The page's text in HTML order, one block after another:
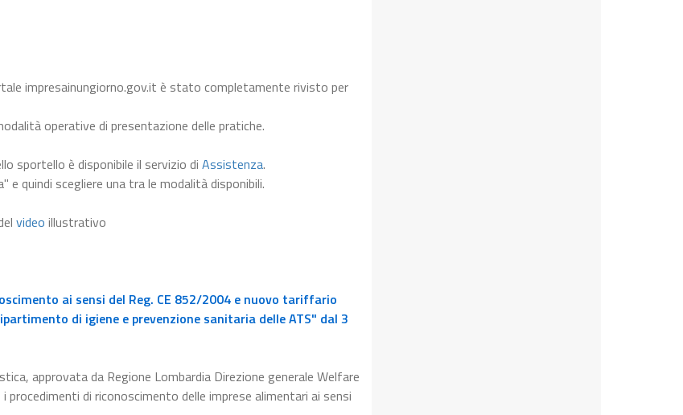
impresainungiorno.gov.it è stato completamente rivisto per
operative di presentazione delle pratiche.
sportello è disponibile il servizio di Assistenza.
quindi scegliere una tra le modalità disponibili.
video illustrativo
ai sensi del Reg. CE 852/2004 e nuovo tariffario
di igiene e prevenzione sanitaria delle ATS" dal 3
approvata da Regione Lombardia Direzione generale Welfare
di riconoscimento delle imprese alimentari ai sensi